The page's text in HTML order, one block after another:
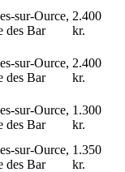
sur-Ource,
des Bar
2.400
kr.
sur-Ource,
des Bar
2.400
kr.
sur-Ource,
des Bar
1.300
kr.
sur-Ource,
des Bar
1.350
kr.